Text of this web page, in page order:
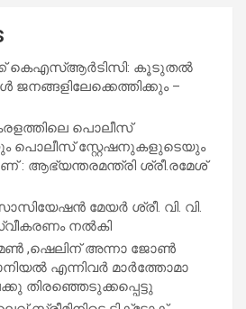
കെഎസ്ആർടിസി: കൂടുതൽ
ജനങ്ങളിലേക്കെത്തിക്കും –
പൊലീസ്
പൊലീസ് സ്റ്റേഷനുകളുടെയും
ആഭ്യന്തരമന്ത്രി ശ്രീ.രമേശ്
മേയർ ശ്രീ. വി. വി.
നൽകി
,ഷെലിന് അന്നാ ജോൺ
എന്നിവർ മാർത്തോമാ
തിരഞ്ഞെടുക്കപ്പെട്ടു